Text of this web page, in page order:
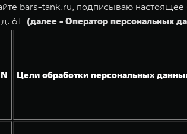
bars-tank.ru, подписываю
61 (далее - Оператор персональных
N Цели обработки персональных